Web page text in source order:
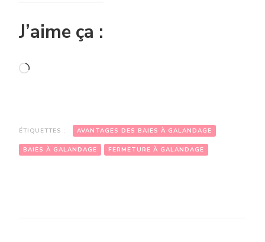
J’aime ça :
Chargement…
ÉTIQUETTES : AVANTAGES DES BAIES À GALANDAGE
BAIES À GALANDAGE FERMETURE À GALANDAGE